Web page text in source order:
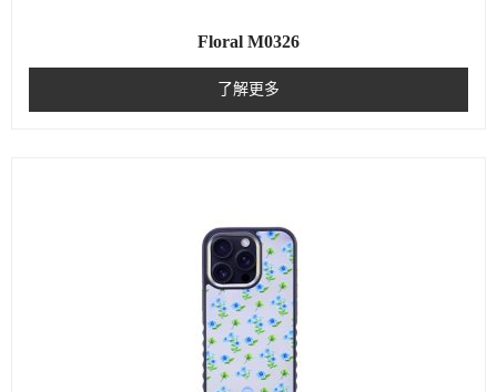
Floral M0326
了解更多